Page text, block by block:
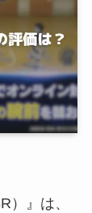
）』は、